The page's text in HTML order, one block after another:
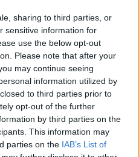
sharing to third parties, or
sensitive information for
use the below opt-out
Please note that after your
may continue seeing
information utilized by
to third parties prior to
opt-out of the further
by third parties on the
This information may
parties on the IAB’s List of
végez
intelligencia
izraeli hadsereg
működő
Egyetemen végzett,
közgazdászi
melyeket a Héber
Aviv-i Egyetemen